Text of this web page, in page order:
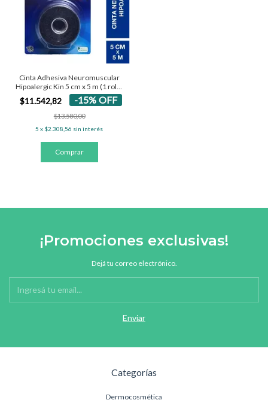
Cinta Adhesiva Neuromuscular
Hipoalergic Kin 5 cm x 5 m (1 rollo
color negro)
$11.542,82 -15%OFF
$13.580,00
5 x $2.308,56 sin interés
¡Promociones exclusivas!
Dejá tu correo electrónico.
Categorías
Dermocosmética